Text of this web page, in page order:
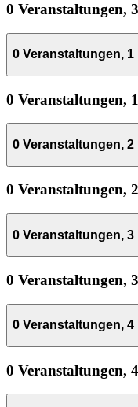
0 Veranstaltungen,
0 Veranstaltungen, 1
0 Veranstaltungen, 1
0 Veranstaltungen, 2
0 Veranstaltungen, 2
0 Veranstaltungen, 3
0 Veranstaltungen, 3
0 Veranstaltungen, 4
0 Veranstaltungen, 4